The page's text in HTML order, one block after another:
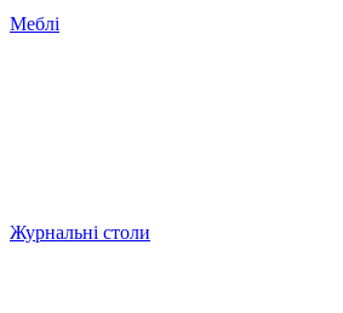
Меблі
Журнальні столи